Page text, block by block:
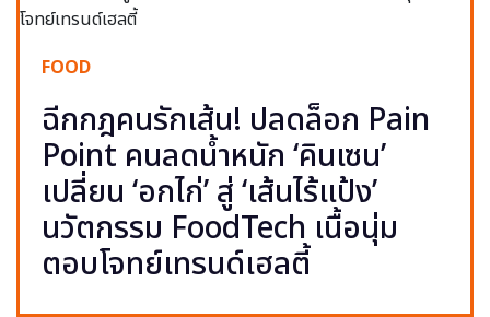
FOOD
ฉีกกฎคนรักเส้น! ปลดล็อก Pain
Point คนลดน้ำหนัก ‘คินเซน’
เปลี่ยน ‘อกไก่’ สู่ ‘เส้นไร้แป้ง’
นวัตกรรม FoodTech เนื้อนุ่ม
ตอบโจทย์เทรนด์เฮลตี้